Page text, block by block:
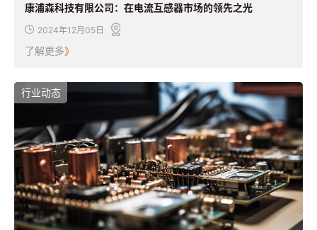
康浦森科技有限公司：在电流互感器市场的领先之光
2024年12月05日
了解更多》
行业动态